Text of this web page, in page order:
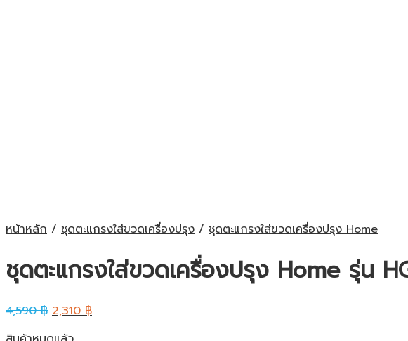
หน้าหลัก / ชุดตะแกรงใส่ขวดเครื่องปรุง / ชุดตะแกรงใส่ขวดเครื่องปรุง Home
ชุดตะแกรงใส่ขวดเครื่องปรุง Home รุ่น
4,590฿ 2,310฿